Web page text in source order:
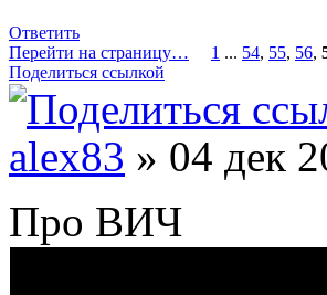
Ответить
Перейти на страницу…
1 ... 54, 55, 56,
Поделиться ссылкой
alex83 » 04 дек
Про ВИЧ